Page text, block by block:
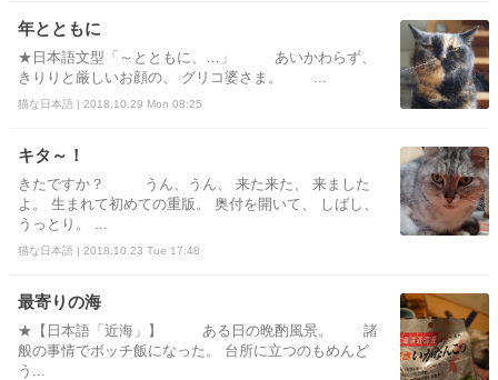
年とともに
★日本語文型「～とともに、…」 あいかわらず、
きりりと厳しいお顔の、 グリコ婆さま。 ...
猫な日本語 | 2018.10.29 Mon 08:25
キタ～！
きたですか？ うん、うん、 来た来た、 来ました
よ。 生まれて初めての重版。 奥付を開いて、 しばし、
うっとり。 ...
猫な日本語 | 2018.10.23 Tue 17:48
最寄りの海
★【日本語「近海」】 ある日の晩酌風景。 諸
般の事情でボッチ飯になった。 台所に立つのもめんど
う...